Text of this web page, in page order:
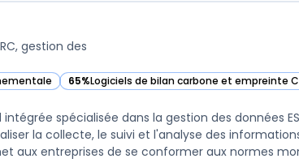
gestion des
65%Logiciels de bilan carbone et empreinte
— voir Enablon dans cette catégorie
spécialisée dans la gestion des données
la collecte, le suivi et l'analyse des
aux entreprises de se conformer aux normes